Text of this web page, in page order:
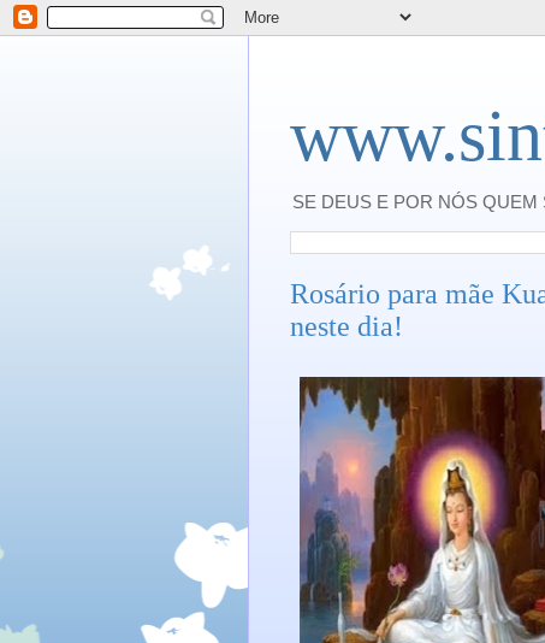
SE DEUS E POR NÓS QUEM
Rosário para mãe
neste dia!